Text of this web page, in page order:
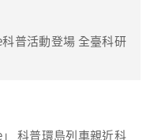
普活動登場 全臺科研
科普環島列車親近科